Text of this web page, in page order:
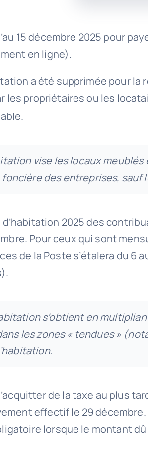
15 décembre 2025 pour
en ligne).
a été supprimée pour
les propriétaires ou les
vise les locaux
des entreprises, sauf
2025 des
Pour ceux qui sont
de la Poste s’étalera du 6
s’obtient en
les zones « tendues »
de la taxe au plus
effectif le 29
lorsque le montant dû